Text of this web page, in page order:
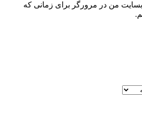
من در مرورگر برای زمانی که